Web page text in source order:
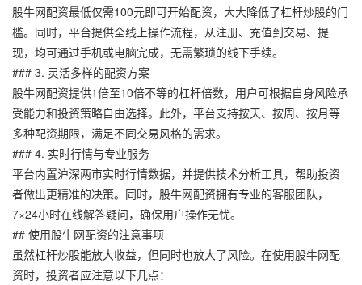
股牛网配资最低仅需100元即可开始配资，大大降低了杠杆炒股的门
槛。同时，平台提供全线上操作流程，从注册、充值到交易、提
现，均可通过手机或电脑完成，无需繁琐的线下手续。
### 3. 灵活多样的配资方案
股牛网配资提供1倍至10倍不等的杠杆倍数，用户可根据自身风险承
受能力和投资策略自由选择。此外，平台支持按天、按周、按月等
多种配资期限，满足不同交易风格的需求。
### 4. 实时行情与专业服务
平台内置沪深两市实时行情数据，并提供技术分析工具，帮助投资
者做出更精准的决策。同时，股牛网配资拥有专业的客服团队，
7×24小时在线解答疑问，确保用户操作无忧。
## 使用股牛网配资的注意事项
虽然杠杆炒股能放大收益，但同时也放大了风险。在使用股牛网配
资时，投资者应注意以下几点：